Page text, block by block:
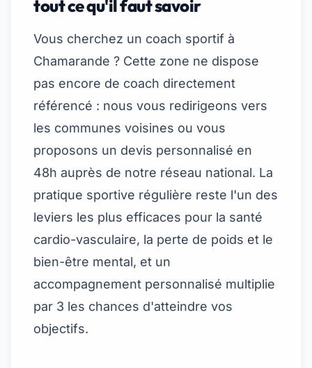
tout ce qu'il faut savoir
Vous cherchez un coach sportif à
Chamarande ? Cette zone ne dispose
pas encore de coach directement
référencé : nous vous redirigeons vers
les communes voisines ou vous
proposons un devis personnalisé en
48h auprès de notre réseau national. La
pratique sportive régulière reste l'un des
leviers les plus efficaces pour la santé
cardio-vasculaire, la perte de poids et le
bien-être mental, et un
accompagnement personnalisé multiplie
par 3 les chances d'atteindre vos
objectifs.